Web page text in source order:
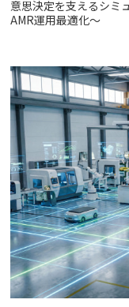
意思決定を支えるシミ
AMR運用最適化～